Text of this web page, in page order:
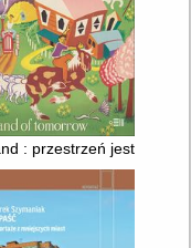
dla wielbicieli
: przestrzeń jest